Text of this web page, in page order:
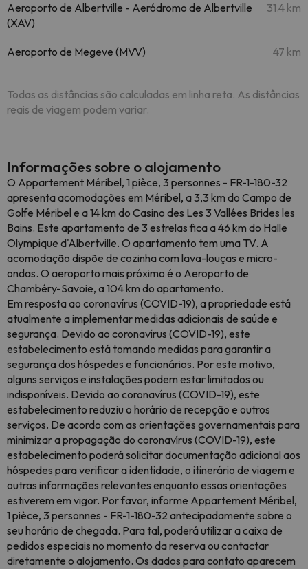
Aeroporto de Albertville - Aeródromo de Albertville
(XAV)
31.4 km
Aeroporto de Megeve (MVV) 47 km
Todas as distâncias são calculadas em linha reta. As distâncias
reais de viagem podem variar.
Informações sobre o alojamento
O Appartement Méribel, 1 pièce, 3 personnes - FR-1-180-32
apresenta acomodações em Méribel, a 3,3 km do Campo de
Golfe Méribel e a 14 km do Casino des Les 3 Vallées Brides les
Bains. Este apartamento de 3 estrelas fica a 46 km do Halle
Olympique d'Albertville. O apartamento tem uma TV. A
acomodação dispõe de cozinha com lava-louças e micro-
ondas. O aeroporto mais próximo é o Aeroporto de
Chambéry-Savoie, a 104 km do apartamento.
Em resposta ao coronavírus (COVID-19), a propriedade está
atualmente a implementar medidas adicionais de saúde e
segurança. Devido ao coronavírus (COVID-19), este
estabelecimento está tomando medidas para garantir a
segurança dos hóspedes e funcionários. Por este motivo,
alguns serviços e instalações podem estar limitados ou
indisponíveis. Devido ao coronavírus (COVID-19), este
estabelecimento reduziu o horário de recepção e outros
serviços. De acordo com as orientações governamentais para
minimizar a propagação do coronavírus (COVID-19), este
estabelecimento poderá solicitar documentação adicional aos
hóspedes para verificar a identidade, o itinerário de viagem e
outras informações relevantes enquanto essas orientações
estiverem em vigor. Por favor, informe Appartement Méribel,
1 pièce, 3 personnes - FR-1-180-32 antecipadamente sobre o
seu horário de chegada. Para tal, poderá utilizar a caixa de
pedidos especiais no momento da reserva ou contactar
diretamente o alojamento. Os dados para contato aparecem